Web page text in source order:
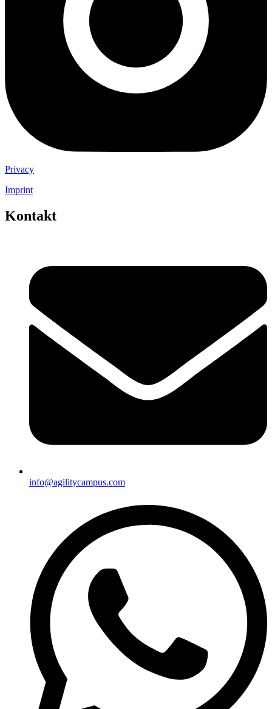
Privacy
Imprint
Kontakt
info@agilitycampus.com